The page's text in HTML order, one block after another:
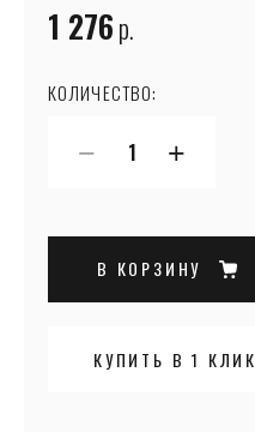
1 276р.
КОЛИЧЕСТВО:
− +
В КОРЗИНУ
КУПИТЬ В 1 КЛИК